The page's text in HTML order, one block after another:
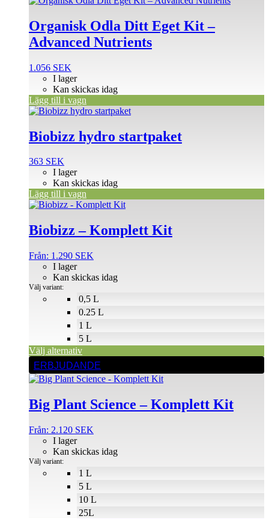
Organisk Odla Ditt Eget Kit –
Advanced Nutrients
1.056 SEK
I lager
Kan skickas idag
Lägg till i vagn
Biobizz hydro startpaket
363 SEK
I lager
Kan skickas idag
Lägg till i vagn
Biobizz – Komplett Kit
Från: 1.290 SEK
0,5 L
0.25 L
1 L
5 L
I lager
Kan skickas idag
Välj variant:
Välj alternativ
Den
produkten
har
varianter.
olika
alternativen
ERBJUDANDE
Big Plant Science – Komplett Kit
Från: 2.120 SEK
1 L
5 L
10 L
25L
I lager
Kan skickas idag
Välj variant:
Den
här
produkten
flera
varianter.
De
olika
alternativen
kan
väljas
produktsidan